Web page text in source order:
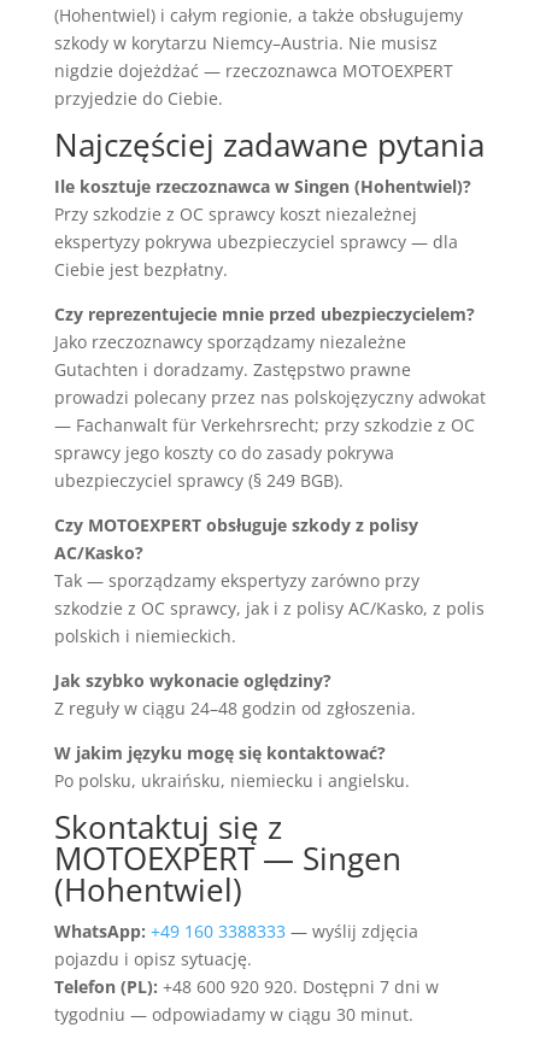
(Hohentwiel) i całym regionie, a także obsługujemy
szkody w korytarzu Niemcy–Austria. Nie musisz
nigdzie dojeżdżać — rzeczoznawca MOTOEXPERT
przyjedzie do Ciebie.
Najczęściej zadawane pytania
Ile kosztuje rzeczoznawca w Singen (Hohentwiel)?
Przy szkodzie z OC sprawcy koszt niezależnej
ekspertyzy pokrywa ubezpieczyciel sprawcy — dla
Ciebie jest bezpłatny.
Czy reprezentujecie mnie przed ubezpieczycielem?
Jako rzeczoznawcy sporządzamy niezależne
Gutachten i doradzamy. Zastępstwo prawne
prowadzi polecany przez nas polskojęzyczny adwokat
— Fachanwalt für Verkehrsrecht; przy szkodzie z OC
sprawcy jego koszty co do zasady pokrywa
ubezpieczyciel sprawcy (§ 249 BGB).
Czy MOTOEXPERT obsługuje szkody z polisy
AC/Kasko?
Tak — sporządzamy ekspertyzy zarówno przy
szkodzie z OC sprawcy, jak i z polisy AC/Kasko, z polis
polskich i niemieckich.
Jak szybko wykonacie oględziny?
Z reguły w ciągu 24–48 godzin od zgłoszenia.
W jakim języku mogę się kontaktować?
Po polsku, ukraińsku, niemiecku i angielsku.
Skontaktuj się z
MOTOEXPERT — Singen
(Hohentwiel)
WhatsApp: +49 160 3388333 — wyślij zdjęcia
pojazdu i opisz sytuację.
Telefon (PL): +48 600 920 920. Dostępni 7 dni w
tygodniu — odpowiadamy w ciągu 30 minut.